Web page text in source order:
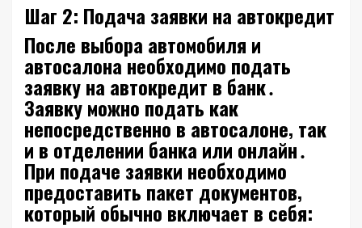
Шаг 2: Подача заявки на автокредит
После выбора автомобиля и
автосалона необходимо подать
заявку на автокредит в банк․
Заявку можно подать как
непосредственно в автосалоне‚ так
и в отделении банка или онлайн․
При подаче заявки необходимо
предоставить пакет документов‚
который обычно включает в себя: